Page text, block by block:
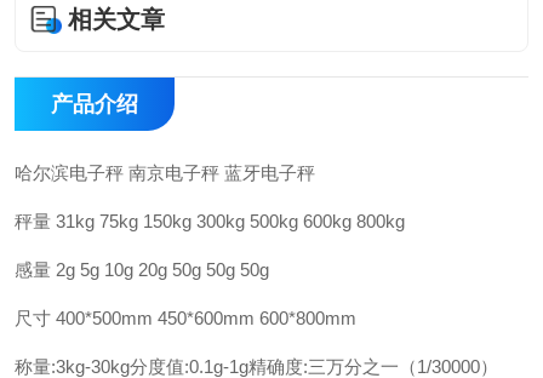
相关文章
产品介绍
哈尔滨电子秤 南京电子秤 蓝牙电子秤
秤量 31kg 75kg 150kg 300kg 500kg 600kg 800kg
感量 2g 5g 10g 20g 50g 50g 50g
尺寸 400*500mm 450*600mm 600*800mm
称量:3kg-30kg分度值:0.1g-1g精确度:三万分之一（1/30000）